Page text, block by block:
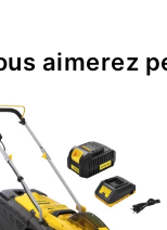
aimerez